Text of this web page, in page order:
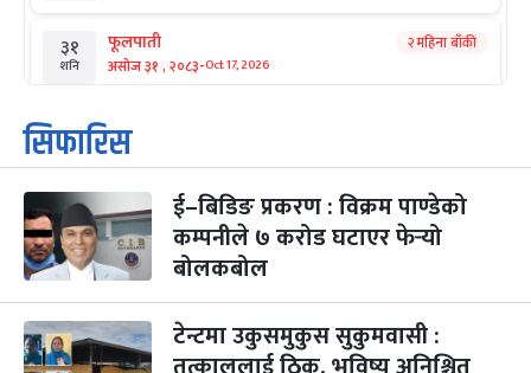
३१
शनि
फूलपाती
असोज ३१ , २०८३-Oct 17, 2026
२ महिना बाँकी
१
आइत
कार्तिक सङ्क्रान्ति
कार्तिक १, २०८३
३
मंगल
महानवमी
कार्तिक ३, २०८३-Oct 20, 2026
२ महिना बाँकी
४
सिफारिस
ई–बिडिङ प्रकरण : विक्रम पाण्डेको
कम्पनीले ७ करोड घटाएर फेर्‍यो
बोलकबोल
टेन्टमा उकुसमुकुस सुकुमवासी :